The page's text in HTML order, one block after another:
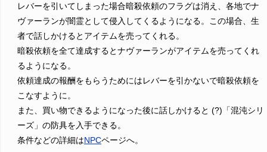
レバーを引いてしまった場合暗殺依頼のフラグは消え、各地でナ
ヴァーランが闇霊として侵入してくるようになる。この場合、生
者で話しかけるとアイテムを売ってくれる。
暗殺依頼を全て達成するとナヴァーランがアイテムを売ってくれ
るようになる。
依頼達成の報酬をもらうためにはレバーを引かないで暗殺依頼を
こなすように。
また、買い物できるようになった後に話しかけると (?)「混沌シリ
ーズ」の防具を入手できる。
条件などの詳細はNPCページへ。